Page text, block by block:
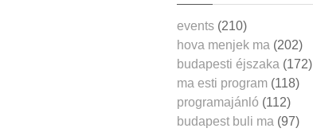
events (210)
hova menjek ma (202)
budapesti éjszaka (172)
ma esti program (118)
programajánló (112)
budapest buli ma (97)